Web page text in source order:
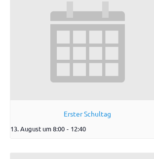
Erster Schultag
13. August um 8:00 - 12:40